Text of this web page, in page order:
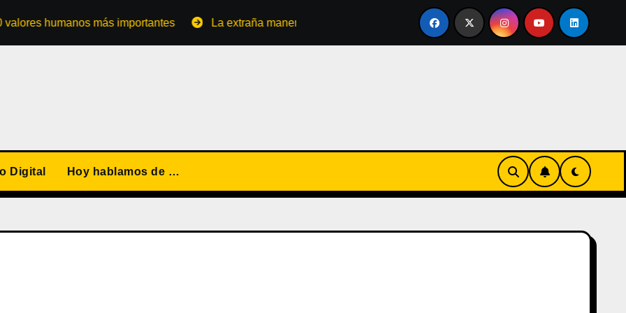
humanos más importantes La extraña manera de convertirse en familia El primer tour de la India Chiquitina
Digital Hoy hablamos de …